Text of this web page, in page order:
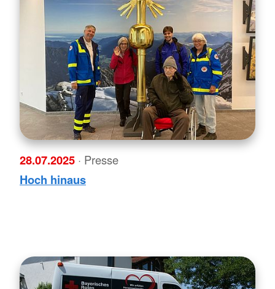
28.07.2025 · Presse
Hoch hinaus